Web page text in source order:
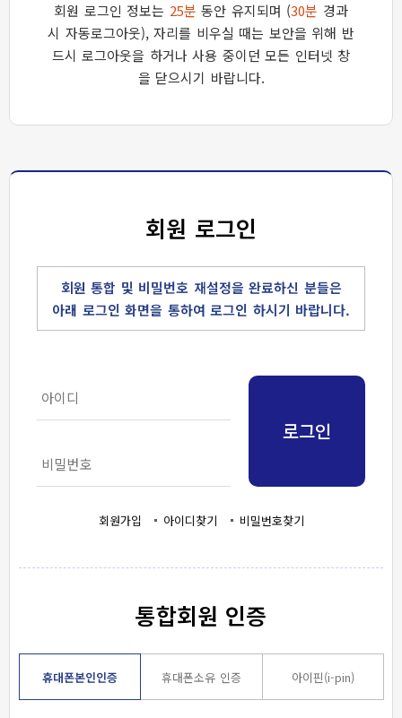
회원 로그인 정보는 25분 동안 유지되며 (30분 경과
시 자동로그아웃), 자리를 비우실 때는 보안을 위해 반
드시 로그아웃을 하거나 사용 중이던 모든 인터넷 창
을 닫으시기 바랍니다.
회원 로그인
회원 통합 및 비밀번호 재설정을 완료하신 분들은
아래 로그인 화면을 통하여 로그인 하시기 바랍니다.
로그인
회원가입 아이디찾기 비밀번호찾기
통합회원 인증
휴대폰본인인증 휴대폰소유 인증 아이핀(i-pin)